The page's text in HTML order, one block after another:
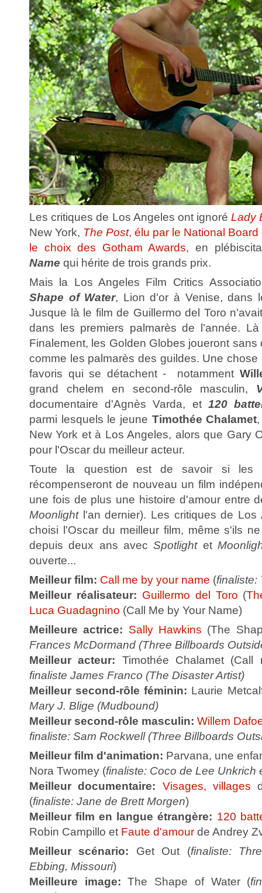
Les critiques de Los Angeles ont ignoréLady
New York, The Post, élu par le National Board
le choix des Gotham Awards, en
Name qui hérite de trois grands prix.
Mais la Los Angeles Film Critics
Shape of Water, Lion d'or à Venise, dans
Jusque là le film de Guillermo del Toro
dans les premiers palmarès de l'année.
Finalement, les Golden Globes joueront sans
comme les palmarès des guildes. Une
favoris qui se détachent - notamment
grand chelem en second-rôle masculin,
documentaire d'Agnès Varda, et 120
parmi lesquels le jeune Timothée Chalamet
New York et à Los Angeles, alors que Gary
pour l'Oscar du meilleur acteur.
Toute la question est de savoir si les
récompenseront de nouveau un film
une fois de plus une histoire d'amour entre
Moonlightl'an dernier). Les critiques de Los
choisi l'Oscar du meilleur film, même s'ils
depuis deux ans avecSpotlightet
ouverte...
Meilleur film: Call me by your name (finaliste:
Meilleur réalisateur: Guillermo del Toro (
Luca Guadagnino (Call Me by Your Name)
Meilleure actrice: Sally Hawkins (The
Frances McDormand (Three Billboards
Meilleur acteur: Timothée Chalamet
finaliste James Franco (The Disaster Artist)
Meilleur second-rôle féminin: Laurie
Mary J. Blige (Mudbound)
Meilleur second-rôle masculin: Willem
finaliste: Sam Rockwell (Three Billboards
Meilleur film d'animation: Parvana, une
Nora Twomey (finaliste: Coco de Lee Unkrich
Meilleur documentaire: Visages, villages
(finaliste: Jane de Brett Morgen)
Meilleur film en langue étrangère: 120
Robin Campillo et Faute d'amour de Andrey
Meilleur scénario: Get Out (finaliste:
Ebbing, Missouri)
Meilleure image: The Shape of Water (